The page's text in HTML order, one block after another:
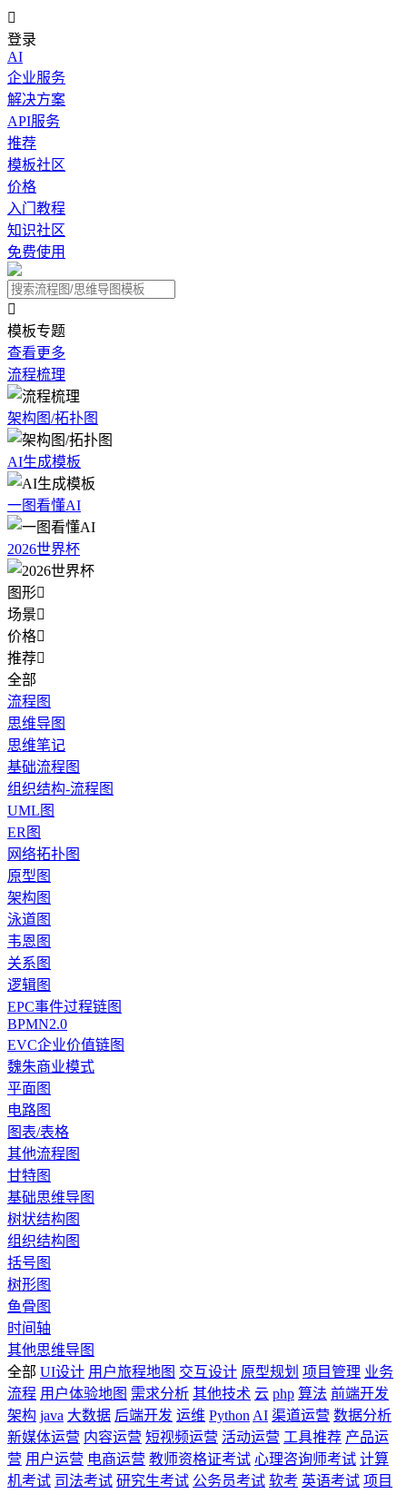

登录
AI
企业服务
解决方案
API服务
推荐
模板社区
价格
入门教程
知识社区
免费使用

模板专题
查看更多
流程梳理
架构图/拓扑图
AI生成模板
一图看懂AI
2026世界杯
图形
场景
价格
推荐
全部
流程图
思维导图
思维笔记
基础流程图
组织结构-流程图
UML图
ER图
网络拓扑图
原型图
架构图
泳道图
韦恩图
关系图
逻辑图
EPC事件过程链图
BPMN2.0
EVC企业价值链图
魏朱商业模式
平面图
电路图
图表/表格
其他流程图
甘特图
基础思维导图
树状结构图
组织结构图
括号图
树形图
鱼骨图
时间轴
其他思维导图
全部 UI设计 用户旅程地图 交互设计 原型规划 项目管理 业务
流程 用户体验地图 需求分析 其他技术 云 php 算法 前端开发
架构 java 大数据 后端开发 运维 Python AI 渠道运营 数据分析
新媒体运营 内容运营 短视频运营 活动运营 工具推荐 产品运
营 用户运营 电商运营 教师资格证考试 心理咨询师考试 计算
机考试 司法考试 研究生考试 公务员考试 软考 英语考试 项目